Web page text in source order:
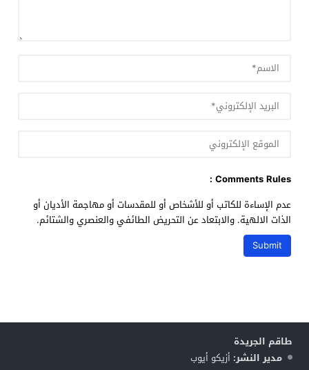
Comments Rules :
عدم الإساءة للكاتب أو للأشخاص أو للمقدسات أو مهاجمة الأديان أو
الذات الالهية. والابتعاد عن التحريض الطائفي والعنصري والشتائم.
طاقم الجريدة
مدير النشر: أزيكو أيوب